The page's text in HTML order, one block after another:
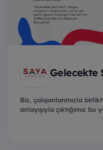
Gelecekte
Biz, çalışanlarımızla
anlayışıyla çıktığımız